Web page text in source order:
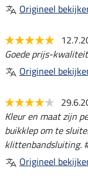
Origineel
Goede prijs-
Origineel
Kleur en maat zijn
buikklep om te
klittenbandsluiting.
Origineel